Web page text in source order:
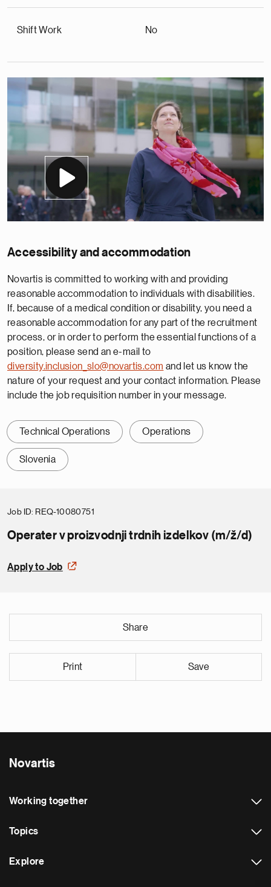
Shift Work No
Accessibility and accommodation
Novartis is committed to working with and providing
reasonable accommodation to individuals with disabilities.
If, because of a medical condition or disability, you need a
reasonable accommodation for any part of the recruitment
process, or in order to perform the essential functions of a
position, please send an e-mail to
diversity.inclusion_slo@novartis.com and let us know the
nature of your request and your contact information. Please
include the job requisition number in your message.
Technical Operations Operations
Slovenia
Job ID REQ-10080751
Operater v proizvodnji trdnih izdelkov (m/ž/d)
Apply to Job
Share
Print Save
Novartis
Working together
Topics
Explore